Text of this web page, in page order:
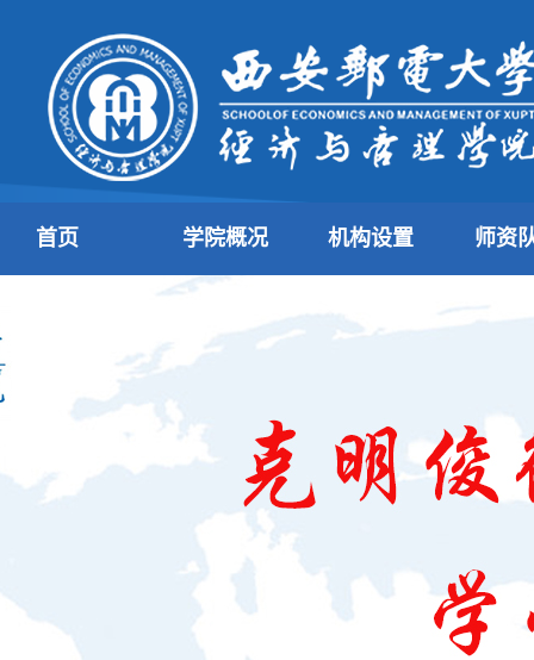
首页 学院概况 机构设置 师资